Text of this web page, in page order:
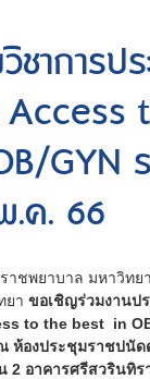
ชาการป
GYN
ค. 66
าชพยาบาล มหาวิท
ยา ขอเชิญร่วมงานป
to the best in
ห้องประชุมราชปนั
2 อาคารศรีสวรินทิร